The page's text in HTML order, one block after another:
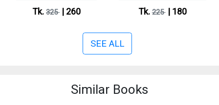
Tk.325| 260 Tk.225| 180
SEE ALL
Similar Books